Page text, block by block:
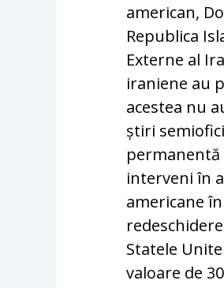
american,
Republica
Externe al
iraniene au
acestea nu
știri
interveni în
americane
Statele
valoare de